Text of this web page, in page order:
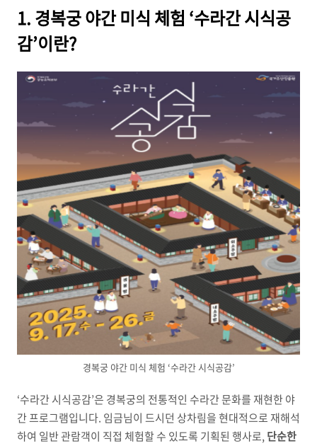
1. 경복궁 야간 미식 체험 ‘수라간 시식공
감’이란?
경복궁 야간 미식 체험 ‘수라간 시식공감’
‘수라간 시식공감’은 경복궁의 전통적인 수라간 문화를 재현한 야
간 프로그램입니다. 임금님이 드시던 상차림을 현대적으로 재해석
하여 일반 관람객이 직접 체험할 수 있도록 기획된 행사로, 단순한